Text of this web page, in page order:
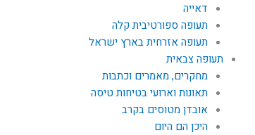
דאייה
תעופה ספורטיבית קלה
תעופה אזרחית בארץ ישראל
תעופה צבאית
מחקרים, מאמרים וכתבות
תאונות וארועי בטיחות טיסה
אובדן מטוסים בקרב
היכן הם היום